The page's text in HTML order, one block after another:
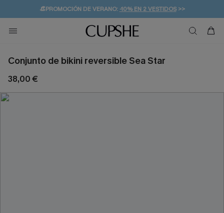
👒PROMOCIÓN DE VERANO:-10% EN 2 VESTIDOS>>
💌¡SUSCRIBIRSE & GANAR -10% EXTRA!
🚚ENVÍO GRATUITO A PARTIR DE 49 € >>
Conjunto de bikini reversible Sea Star
38,00 €